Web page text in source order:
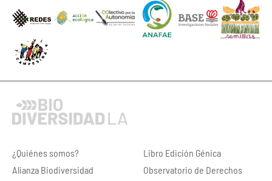
¿Quiénes somos?
Alianza Biodiversidad
Libro Edición Génica
Observatorio de Derechos